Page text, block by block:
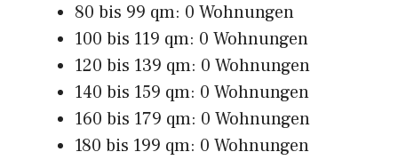
80 bis 99 qm: 0 Wohnungen
100 bis 119 qm: 0 Wohnungen
120 bis 139 qm: 0 Wohnungen
140 bis 159 qm: 0 Wohnungen
160 bis 179 qm: 0 Wohnungen
180 bis 199 qm: 0 Wohnungen